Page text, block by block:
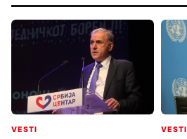
VESTI VESTI